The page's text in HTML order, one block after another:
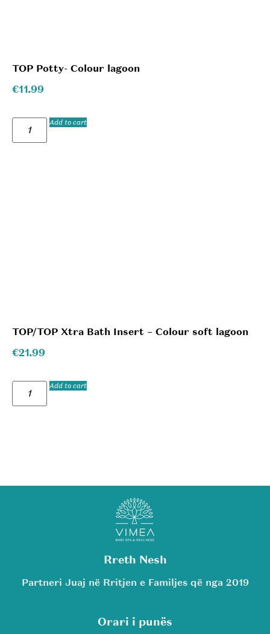
TOP Potty- Colour lagoon
€11.99
Add to cart
TOP/TOP Xtra Bath Insert – Colour soft lagoon
€21.99
Add to cart
Rreth Nesh
Partneri Juaj në Rritjen e Familjes që nga 2019
Orari i punës